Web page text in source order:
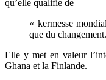
qu’elle qualifie de
« kermesse
que du
Elle y met en valeur
Ghana et la Finlande.